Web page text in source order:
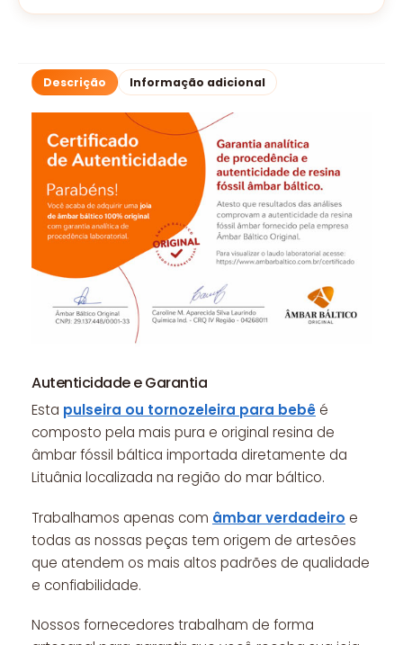
Descrição Informação adicional
Autenticidade e Garantia
Esta pulseira ou tornozeleira para bebê é
composto pela mais pura e original resina de
âmbar fóssil báltica importada diretamente da
Lituânia localizada na região do mar báltico.
Trabalhamos apenas com âmbar verdadeiro e
todas as nossas peças tem origem de artesões
que atendem os mais altos padrões de qualidade
e confiabilidade.
Nossos fornecedores trabalham de forma